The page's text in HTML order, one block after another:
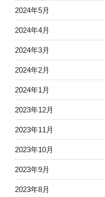
2024年5月
2024年4月
2024年3月
2024年2月
2024年1月
2023年12月
2023年11月
2023年10月
2023年9月
2023年8月